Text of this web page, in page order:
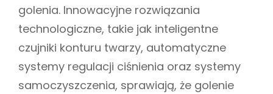
golenia. Innowacyjne rozwiązania
technologiczne, takie jak inteligentne
czujniki konturu twarzy, automatyczne
systemy regulacji ciśnienia oraz systemy
samoczyszczenia, sprawiają, że golenie